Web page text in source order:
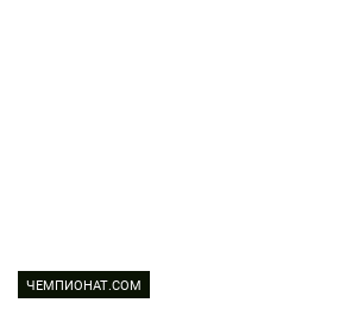
ЧЕМПИОНАТ.COM